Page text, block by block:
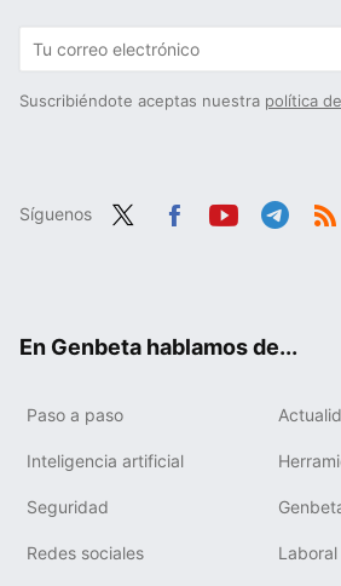
Suscribiéndote aceptas nuestra política
Síguenos
En Genbeta hablamos de...
Paso a paso
Inteligencia artificial
Seguridad
Redes sociales Laboral